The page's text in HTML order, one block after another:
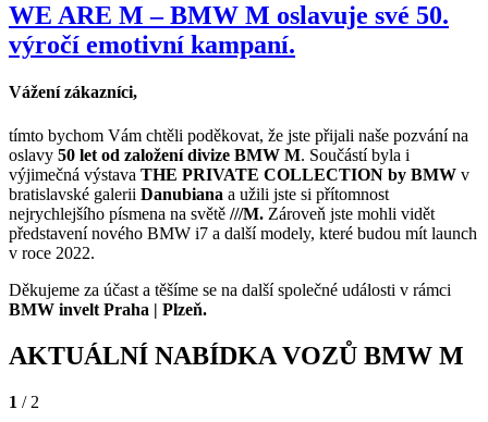
WE ARE M – BMW M oslavuje své 50.
výročí emotivní kampaní.
Vážení zákazníci,
tímto bychom Vám chtěli poděkovat, že jste přijali naše pozvání na
oslavy 50 let od založení divize BMW M. Součástí byla i
výjimečná výstava THE PRIVATE COLLECTION by BMW v
bratislavské galerii Danubiana a užili jste si přítomnost
nejrychlejšího písmena na světě ///M. Zároveň jste mohli vidět
představení nového BMW i7 a další modely, které budou mít launch
v roce 2022.
Děkujeme za účast a těšíme se na další společné události v rámci
BMW invelt Praha | Plzeň.
AKTUÁLNÍ NABÍDKA VOZŮ BMW M
1 / 2